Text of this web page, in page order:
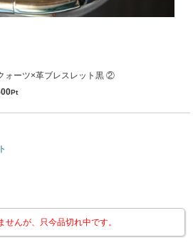
ォーツ×革ブレスレット黒 ②
Pt
せんが、只今品切れ中です。